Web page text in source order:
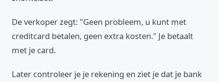
De verkoper zegt: "Geen probleem, u kunt met
creditcard betalen, geen extra kosten." Je betaalt
met je card.
Later controleer je je rekening en ziet je dat je bank